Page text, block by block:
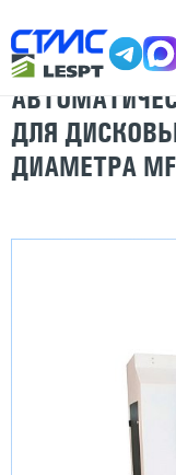
ДЛЯ
ДИАМЕТРА